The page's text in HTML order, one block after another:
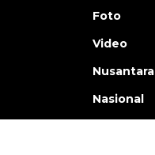
Foto
Video
Nusantara
Nasional